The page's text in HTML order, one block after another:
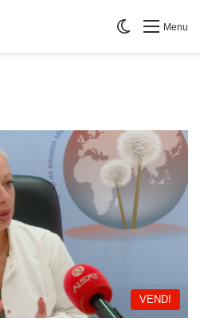
Menu
Switch skin
VENDI